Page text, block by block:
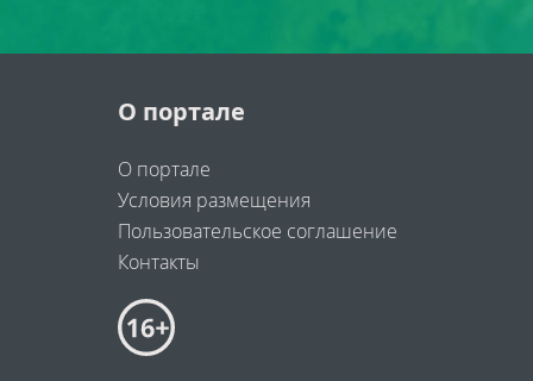
О портале
О портале
Условия размещения
Пользовательское соглашение
Контакты